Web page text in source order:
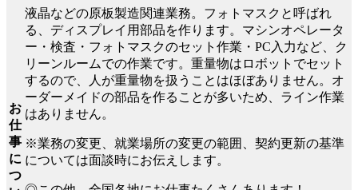
お
仕
事
に
つ
液晶などの原板製造関連業務。フォトマスクと呼ばれ
る、ディスプレイ用部品を作ります。マシンオペレータ
ー・検査・フォトマスクのセット作業・PC入力など、ク
リーンルームでの作業です。重量物はロボットでセット
するので、人が重量物を扱うことはほぼありません。オ
ーダーメイドの部品を作ることが多いため、ライン作業
はありません。
※業務の変更、就業場所の変更の範囲、契約更新の基準
については面談時にお伝えします。